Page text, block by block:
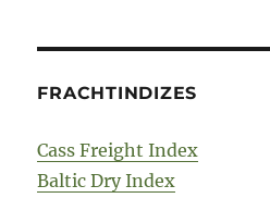
FRACHTINDIZES
Cass Freight Index
Baltic Dry Index